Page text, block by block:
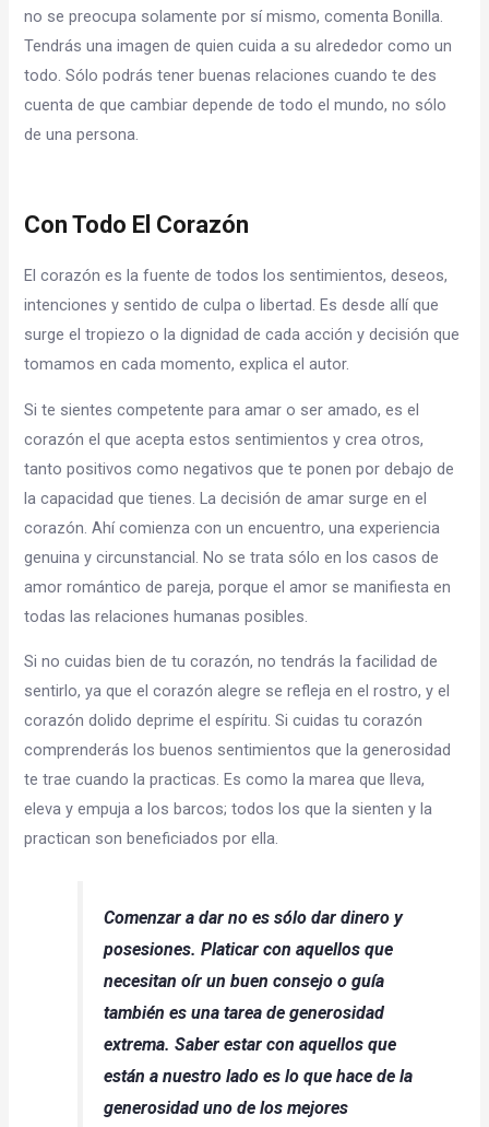
no se preocupa solamente por sí mismo, comenta Bonilla.
Tendrás una imagen de quien cuida a su alrededor como un
todo. Sólo podrás tener buenas relaciones cuando te des
cuenta de que cambiar depende de todo el mundo, no sólo
de una persona.
Con Todo El Corazón
El corazón es la fuente de todos los sentimientos, deseos,
intenciones y sentido de culpa o libertad. Es desde allí que
surge el tropiezo o la dignidad de cada acción y decisión que
tomamos en cada momento, explica el autor.
Si te sientes competente para amar o ser amado, es el
corazón el que acepta estos sentimientos y crea otros,
tanto positivos como negativos que te ponen por debajo de
la capacidad que tienes. La decisión de amar surge en el
corazón. Ahí comienza con un encuentro, una experiencia
genuina y circunstancial. No se trata sólo en los casos de
amor romántico de pareja, porque el amor se manifiesta en
todas las relaciones humanas posibles.
Si no cuidas bien de tu corazón, no tendrás la facilidad de
sentirlo, ya que el corazón alegre se refleja en el rostro, y el
corazón dolido deprime el espíritu. Si cuidas tu corazón
comprenderás los buenos sentimientos que la generosidad
te trae cuando la practicas. Es como la marea que lleva,
eleva y empuja a los barcos; todos los que la sienten y la
practican son beneficiados por ella.
Comenzar a dar no es sólo dar dinero y
posesiones. Platicar con aquellos que
necesitan oír un buen consejo o guía
también es una tarea de generosidad
extrema. Saber estar con aquellos que
están a nuestro lado es lo que hace de la
generosidad uno de los mejores